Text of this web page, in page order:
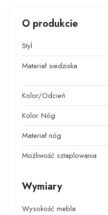
O produkcie
Styl
Materiał siedziska
Kolor/Odcień
Kolor Nóg
Materiał nóg
Możliwość sztaplowania
Wymiary
Wysokość mebla